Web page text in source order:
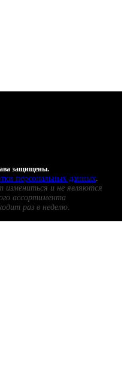
защищены.
персональных данных.
и не являются
ассортимента
раз в неделю.